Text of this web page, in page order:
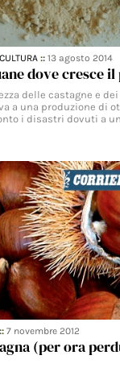
CULTURA ::13 agosto 2014
dove cresce
delle castagne e
a una produzione di
i disastri dovuti a
7 novembre 2012
(per ora